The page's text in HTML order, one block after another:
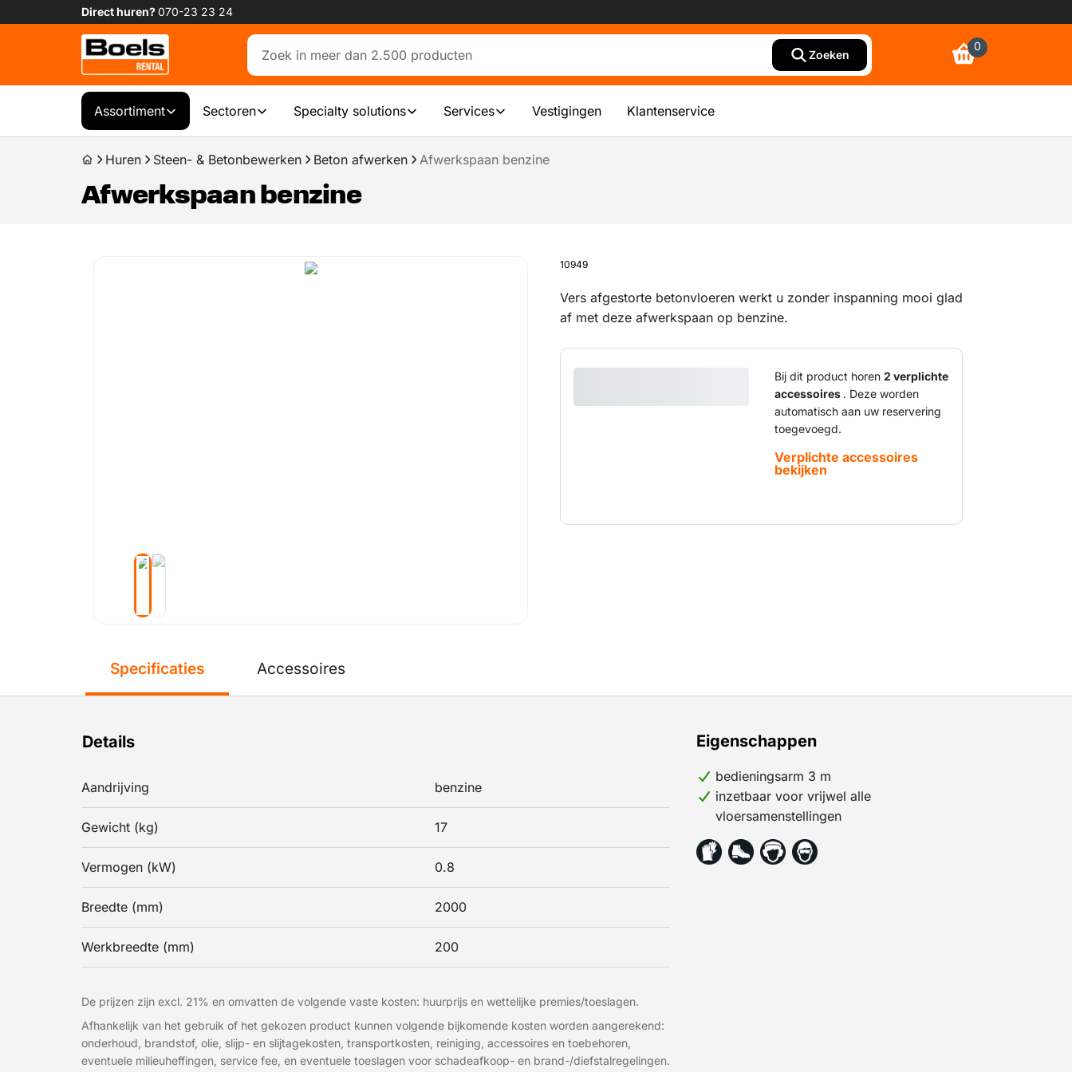
Direct huren?070-23 23 24
Zoeken
0
Assortiment Sectoren Specialty solutions Services Vestigingen Klantenservice
Huren Steen- & Betonbewerken Beton afwerken Afwerkspaan benzine
Afwerkspaan benzine
10949
Vers afgestorte betonvloeren werkt u zonder inspanning mooi glad
af met deze afwerkspaan op benzine.
Bij dit product horen 2 verplichte
accessoires . Deze worden
automatisch aan uw reservering
toegevoegd.
Verplichte accessoires
bekijken
Specificaties
Details
Aandrijving benzine
Gewicht (kg) 17
Vermogen (kW) 0.8
Breedte (mm) 2000
Werkbreedte (mm) 200
Eigenschappen
bedieningsarm 3 m
inzetbaar voor vrijwel alle
vloersamenstellingen
De prijzen zijn excl. 21% en omvatten de volgende vaste kosten: huurprijs en wettelijke premies/toeslagen.
Afhankelijk van het gebruik of het gekozen product kunnen volgende bijkomende kosten worden aangerekend:
onderhoud, brandstof, olie, slijp- en slijtagekosten, transportkosten, reiniging, accessoires en toebehoren,
eventuele milieuheffingen, service fee, en eventuele toeslagen voor schadeafkoop- en brand-/diefstalregelingen.
Accessoires